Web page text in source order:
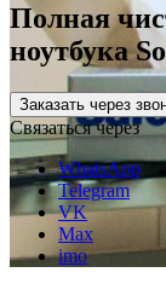
Полная
ноутбука
Заказать через
Связаться через
WhatsApp
Telegram
VK
Max
imo